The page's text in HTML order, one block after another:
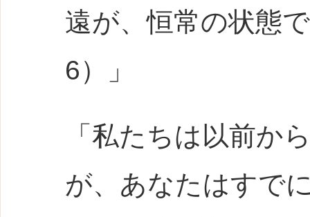
遠が、恒常の状態
6）」
「私たちは以前か
が、あなたはすで